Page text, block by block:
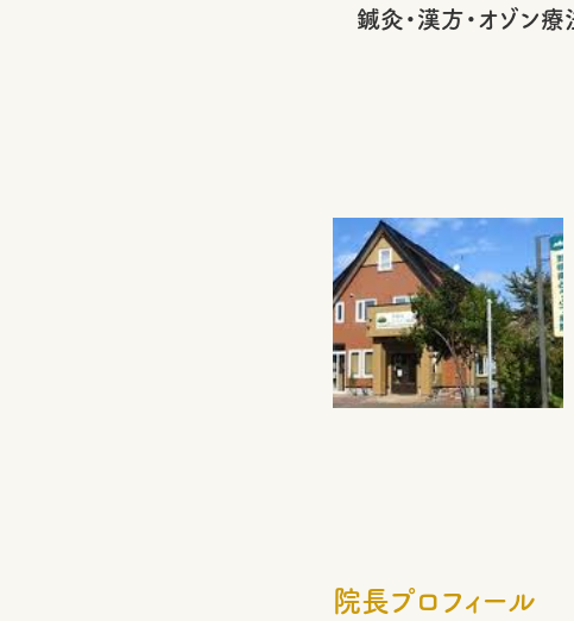
鍼灸・漢方・オゾン療
（日本獣医
院長プロフィール